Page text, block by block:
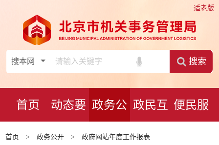
适老版
搜索
首页 动态要
闻
政务公
开
政民互
动
便民服
首页 >政务公开 >政府网站年度工作报表